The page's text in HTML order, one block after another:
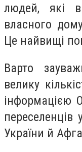
людей, які
власного
Це найвищі
Варто
велику
інформацією
переселенців
України й